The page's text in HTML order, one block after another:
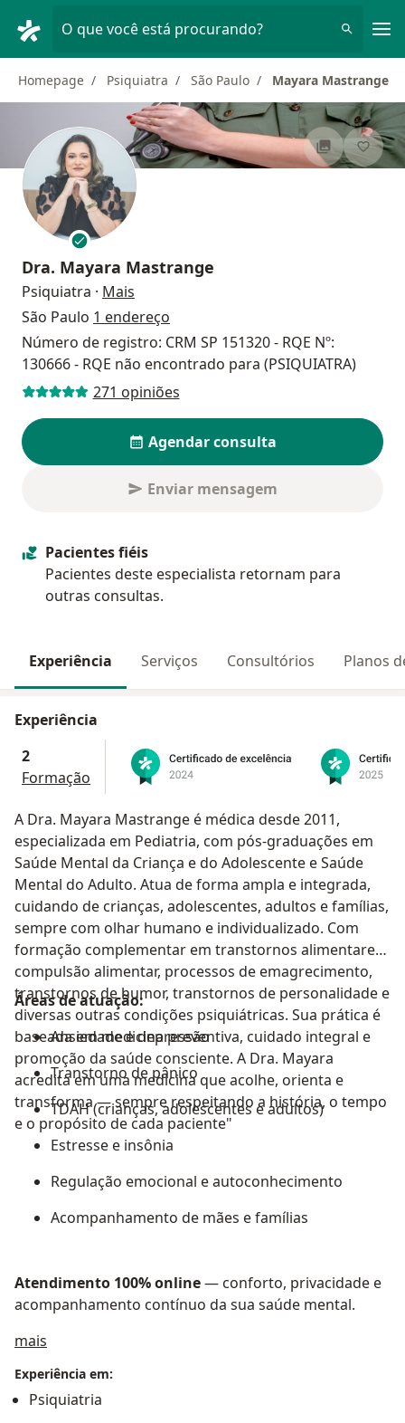
O que você está procurando?
Homepage Psiquiatra São Paulo Mayara Mastrange
Dra. Mayara Mastrange
Psiquiatra · Mais
São Paulo 1 endereço
Número de registro: CRM SP 151320 - RQE Nº:
130666 - RQE não encontrado para (PSIQUIATRA)
271 opiniões
Agendar consulta
Enviar mensagem
Pacientes fiéis
Pacientes deste especialista retornam para
outras consultas.
Experiência Serviços Consultórios Planos
Experiência
2
Formação
A Dra. Mayara Mastrange é médica desde 2011,
especializada em Pediatria, com pós-graduações em
Saúde Mental da Criança e do Adolescente e Saúde
Mental do Adulto. Atua de forma ampla e integrada,
cuidando de crianças, adolescentes, adultos e famílias,
sempre com olhar humano e individualizado. Com
formação complementar em transtornos alimentares,
compulsão alimentar, processos de emagrecimento,
transtornos de humor, transtornos de personalidade e
diversas outras condições psiquiátricas. Sua prática é
baseada em medicina preventiva, cuidado integral e
promoção da saúde consciente. A Dra. Mayara
acredita em uma medicina que acolhe, orienta e
transforma — sempre respeitando a história, o tempo
e o propósito de cada paciente"
Áreas de atuação:
Ansiedade e depressão
Transtorno de pânico
TDAH (crianças, adolescentes e adultos)
Estresse e insônia
Regulação emocional e autoconhecimento
Acompanhamento de mães e famílias
Atendimento 100% online— conforto, privacidade e
acompanhamento contínuo da sua saúde mental.
mais
Experiência em:
Psiquiatria